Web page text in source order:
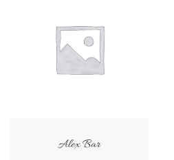
Alex Bar